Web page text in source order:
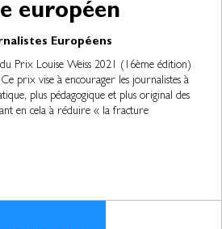
européen
Européens
Prix Louise Weiss 2021 (16ème édition)
prix vise à encourager les journalistes à
plus pédagogique et plus original des
en cela à réduire « la fracture